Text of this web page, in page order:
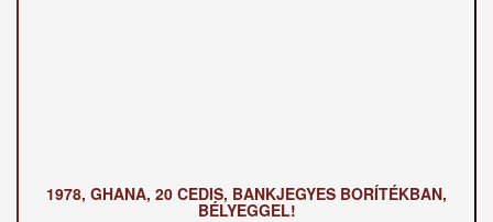
1978, GHANA, 20 CEDIS, BANKJEGYES BORÍTÉKBAN,
BÉLYEGGEL!